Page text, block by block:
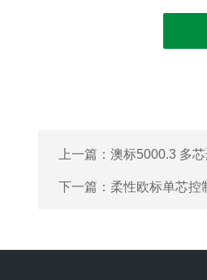
上一篇： 澳标5000.3 多
下一篇： 柔性欧标单芯控